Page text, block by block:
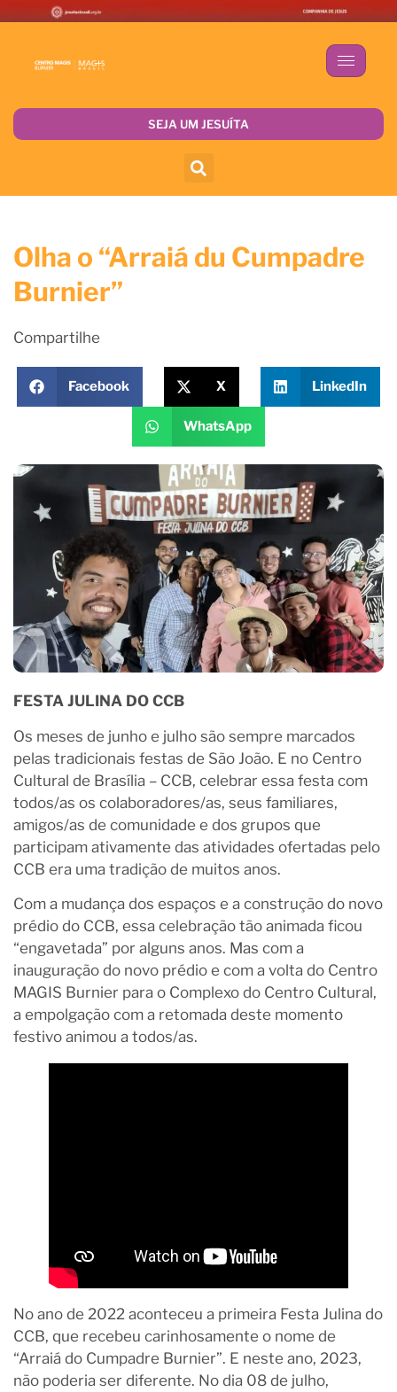
SEJA UM JESUÍTA
Olha o “Arraiá du Cumpadre
Burnier”
Compartilhe
Facebook X LinkedIn
WhatsApp
FESTA JULINA DO CCB
Os meses de junho e julho são sempre marcados
pelas tradicionais festas de São João. E no Centro
Cultural de Brasília – CCB, celebrar essa festa com
todos/as os colaboradores/as, seus familiares,
amigos/as de comunidade e dos grupos que
participam ativamente das atividades ofertadas pelo
CCB era uma tradição de muitos anos.
Com a mudança dos espaços e a construção do novo
prédio do CCB, essa celebração tão animada ficou
“engavetada” por alguns anos. Mas com a
inauguração do novo prédio e com a volta do Centro
MAGIS Burnier para o Complexo do Centro Cultural,
a empolgação com a retomada deste momento
festivo animou a todos/as.
No ano de 2022 aconteceu a primeira Festa Julina do
CCB, que recebeu carinhosamente o nome de
“Arraiá do Cumpadre Burnier”. E neste ano, 2023,
não poderia ser diferente. No dia 08 de julho,